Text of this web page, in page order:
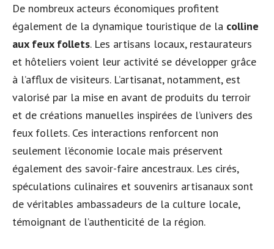
De nombreux acteurs économiques profitent
également de la dynamique touristique de la colline
aux feux follets. Les artisans locaux, restaurateurs
et hôteliers voient leur activité se développer grâce
à l’afflux de visiteurs. L’artisanat, notamment, est
valorisé par la mise en avant de produits du terroir
et de créations manuelles inspirées de l’univers des
feux follets. Ces interactions renforcent non
seulement l’économie locale mais préservent
également des savoir-faire ancestraux. Les cirés,
spéculations culinaires et souvenirs artisanaux sont
de véritables ambassadeurs de la culture locale,
témoignant de l’authenticité de la région.